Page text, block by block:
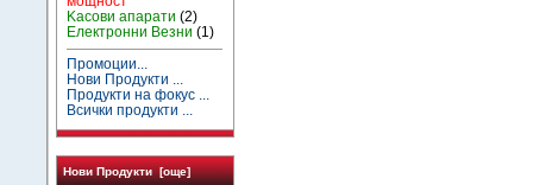
Kасови апарати (2)
Електронни Везни (1)
Промоции...
Нови Продукти ...
Продукти на фокус ...
Всички продукти ...
Нови Продукти [още]